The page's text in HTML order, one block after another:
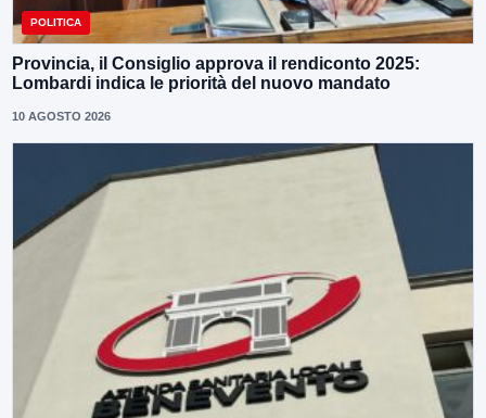
POLITICA
Provincia, il Consiglio approva il rendiconto 2025:
Lombardi indica le priorità del nuovo mandato
10 AGOSTO 2026